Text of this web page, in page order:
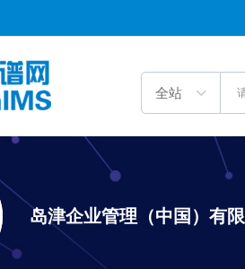
岛津企业管理（中国）有